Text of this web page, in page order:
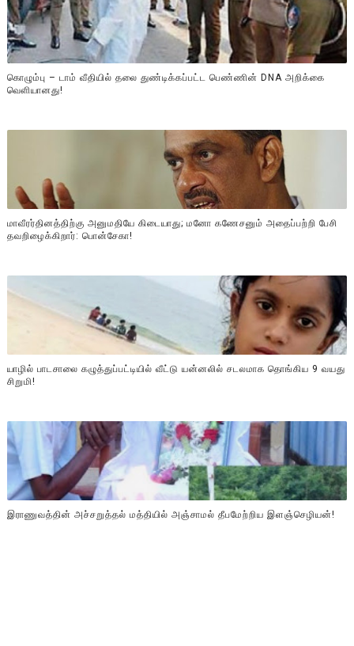
கொழும்பு – டாம் வீதியில் தலை துண்டிக்கப்பட்ட பெண்ணின் DNA அறிக்கை
வௌியானது!
மாவீரர்தினத்திற்கு அனுமதியே கிடையாது; மனோ கணேசனும் அதைப்பற்றி பேசி
தவறிழைக்கிறார்: பொன்சேகா!
யாழில் பாடசாலை கழுத்துப்பட்டியில் வீட்டு யன்னலில் சடலமாக தொங்கிய 9 வயது
சிறுமி!
இராணுவத்தின் அச்சறுத்தல் மத்தியில் அஞ்சாமல் தீபமேற்றிய இளஞ்செழியன்!